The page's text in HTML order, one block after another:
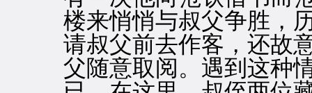
楼来悄悄与叔父争胜，
请叔父前去作客，还故
父随意取阅。遇到这种